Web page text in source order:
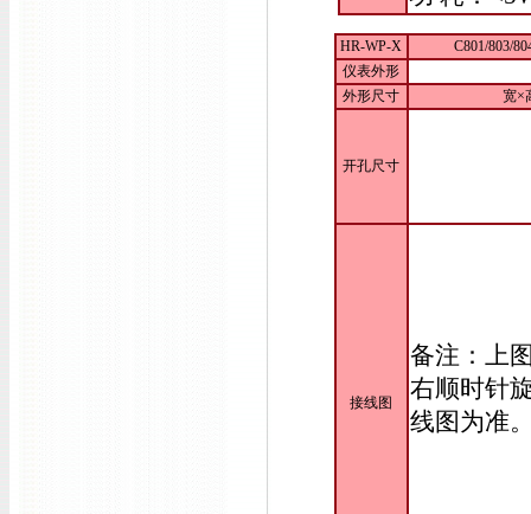
HR-WP-X
C801/803/
仪表外形
外形尺寸
宽×
开孔尺寸
接线图
备注：上
右顺时针
线图为准